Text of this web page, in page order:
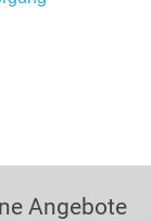
Angebote